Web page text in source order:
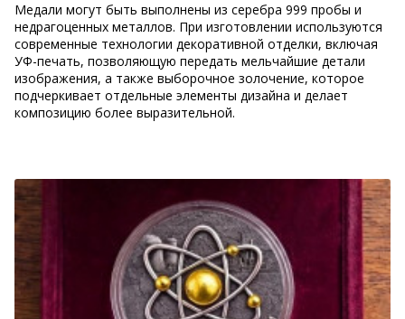
Медали могут быть выполнены из серебра 999 пробы и
недрагоценных металлов. При изготовлении используются
современные технологии декоративной отделки, включая
УФ-печать, позволяющую передать мельчайшие детали
изображения, а также выборочное золочение, которое
подчеркивает отдельные элементы дизайна и делает
композицию более выразительной.